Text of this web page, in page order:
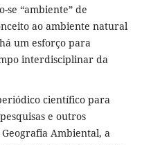
se “ambiente” de
ao ambiente natural
um esforço para
interdisciplinar da
científico para
e outros
Ambiental, a